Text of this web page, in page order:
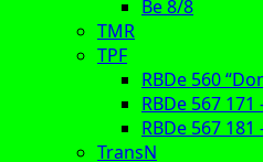
Be 8/8
TMR
TPF
RBDe 560
RBDe 567 171
RBDe 567 181
TransN